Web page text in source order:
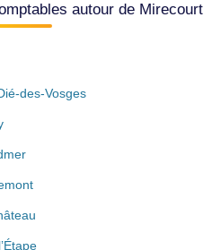
autour de Mirecourt
des-Vosges